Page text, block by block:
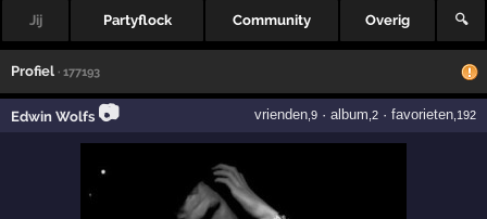
Jij Partyflock Community Overig 🔍
Profiel · 177193
Edwin Wolfs 📷 vrienden,9· album ,2· favorieten,192